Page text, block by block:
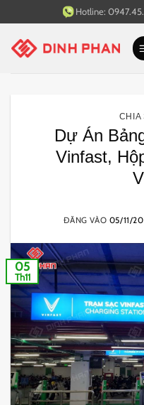
qua
nội
Hotline:
CHIA
Dự Án
Vinfast,
ĐĂNG VÀO 05/11/
05
Th11